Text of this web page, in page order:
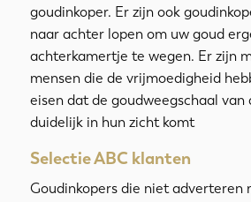
goudinkoper. Er zijn ook
naar achter lopen om uw goud
achterkamertje te wegen. Er zijn
mensen die de vrijmoedigheid
eisen dat de goudweegschaal van
duidelijk in hun zicht komt
Selectie ABC klanten
Goudinkopers die niet adverteren